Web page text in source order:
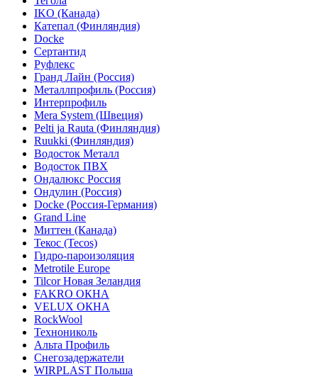
IKO (Канада)
Катепал (Финляндия)
Docke
Сертантид
Руфлекс
Гранд Лайн (Россия)
Металлпрофиль (Россия)
Интерпрофиль
Mera System (Швеция)
Pelti ja Rauta (Финляндия)
Ruukki (Финляндия)
Водосток Металл
Водосток ПВХ
Ондалюкс Россия
Ондулин (Россия)
Docke (Россия-Германия)
Grand Line
Миттен (Канада)
Текос (Tecos)
Гидро-пароизоляция
Metrotile Europe
Tilcor Новая Зеландия
FAKRO ОКНА
VELUX ОКНА
RockWool
Технониколь
Альта Профиль
Снегозадержатели
WIRPLAST Польша